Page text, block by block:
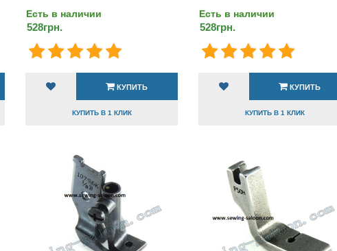
Есть в наличии
528грн.
КУПИТЬ
КУПИТЬ В 1 КЛИК
Есть в наличии
528грн.
КУПИТЬ
КУПИТЬ В 1 КЛИК